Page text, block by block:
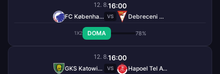
12. 8.16:00
FC København VS Debreceni VSC
1X2 DOMA 78%
12. 8.16:00
GKS Katowice VS Hapoel Tel Aviv